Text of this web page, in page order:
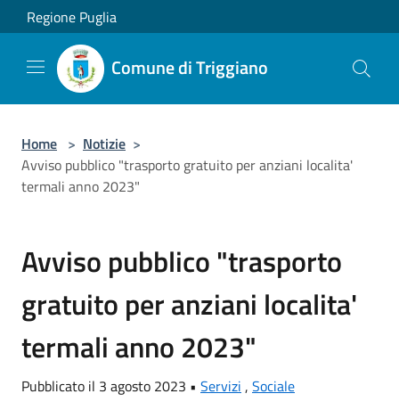
Salta al contenuto principale
Regione Puglia
Comune di Triggiano
Home > Notizie >
Avviso pubblico "trasporto gratuito per anziani localita'
termali anno 2023"
Avviso pubblico "trasporto
gratuito per anziani localita'
termali anno 2023"
Pubblicato il 3 agosto 2023 • Servizi , Sociale